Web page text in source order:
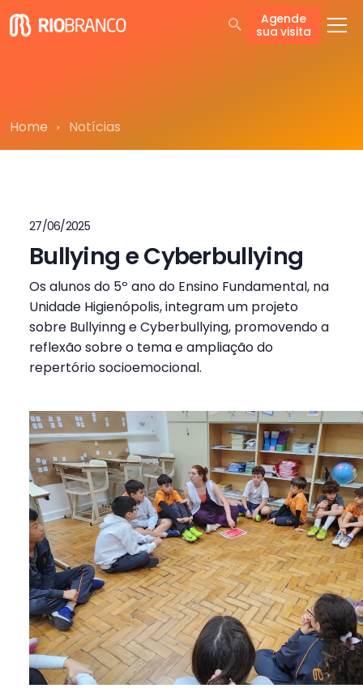
Agende
sua visita
Home Notícias
27/06/2025
Bullying e Cyberbullying
Os alunos do 5º ano do Ensino Fundamental, na
Unidade Higienópolis, integram um projeto
sobre Bullyinng e Cyberbullying, promovendo a
reflexão sobre o tema e ampliação do
repertório socioemocional.